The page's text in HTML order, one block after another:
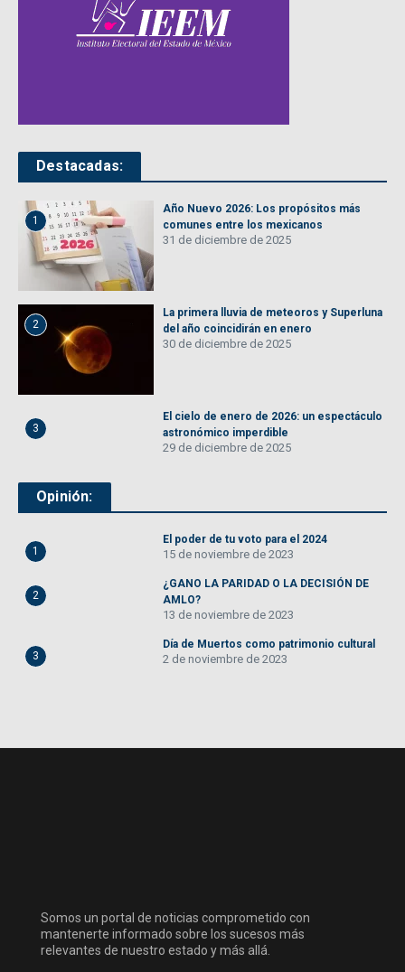
Destacadas:
1
Año Nuevo 2026: Los propósitos más
comunes entre los mexicanos
31 de diciembre de 2025
2
La primera lluvia de meteoros y Superluna
del año coincidirán en enero
30 de diciembre de 2025
3
El cielo de enero de 2026: un espectáculo
astronómico imperdible
29 de diciembre de 2025
Opinión:
1
El poder de tu voto para el 2024
15 de noviembre de 2023
2
¿GANO LA PARIDAD O LA DECISIÓN DE
AMLO?
13 de noviembre de 2023
3
Día de Muertos como patrimonio cultural
2 de noviembre de 2023
Somos un portal de noticias comprometido con
mantenerte informado sobre los sucesos más
relevantes de nuestro estado y más allá.